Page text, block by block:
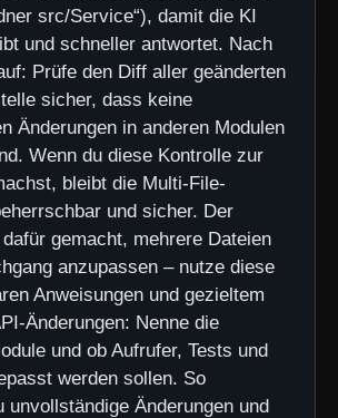
src/Service“), damit die KI
und schneller antwortet. Nach
Prüfe den Diff aller geänderten
sicher, dass keine
Änderungen in anderen Modulen
Wenn du diese Kontrolle zur
bleibt die Multi-File-
und sicher. Der
gemacht, mehrere Dateien
anzupassen – nutze diese
Anweisungen und gezieltem
Änderungen: Nenne die
und ob Aufrufer, Tests und
werden sollen. So
unvollständige Änderungen und